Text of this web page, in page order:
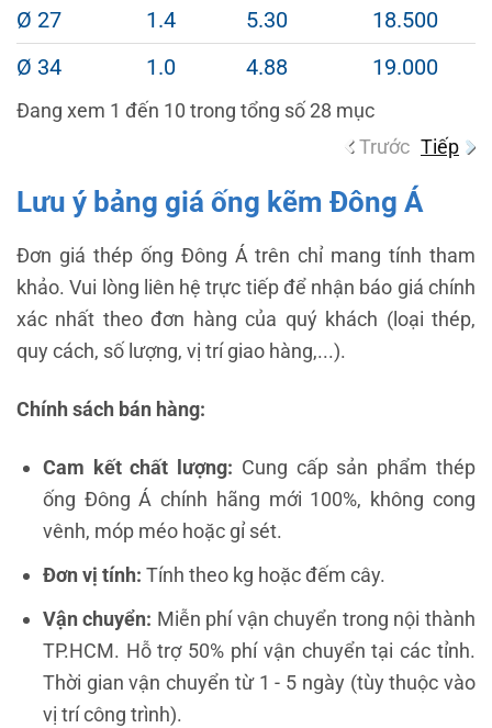
Ø 27 1.4 5.30 18.500
Ø 34
1.0 4.88 19.000
Đang xem 1 đến 10 trong tổng số 28 mục
Trước Tiếp
Lưu ý bảng giá ống kẽm Đông Á
Đơn giá thép ống Đông Á trên chỉ mang tính tham
khảo. Vui lòng liên hệ trực tiếp để nhận báo giá chính
xác nhất theo đơn hàng của quý khách (loại thép,
quy cách, số lượng, vị trí giao hàng,...).
Chính sách bán hàng:
Cam kết chất lượng: Cung cấp sản phẩm thép
ống Đông Á chính hãng mới 100%, không cong
vênh, móp méo hoặc gỉ sét.
Đơn vị tính: Tính theo kg hoặc đếm cây.
Vận chuyển: Miễn phí vận chuyển trong nội thành
TP.HCM. Hỗ trợ 50% phí vận chuyển tại các tỉnh.
Thời gian vận chuyển từ 1 - 5 ngày (tùy thuộc vào
vị trí công trình).